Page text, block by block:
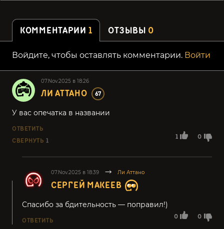
КОММЕНТАРИИ 1 ОТЗЫВЫ 0
Войдите, чтобы оставлять комментарии. Войти
07.Nov.2025 в 18:26
ЛИ АТТАНО 67
1 0
У вас опечатка в названии
ОТВЕТИТЬ
СВЕРНУТЬ 1
07.Nov.2025 в 18:39 Ли Аттано
СЕРГЕЙ МАКЕЕВ
0 0
Спасибо за бдительность — поправил!)
ОТВЕТИТЬ